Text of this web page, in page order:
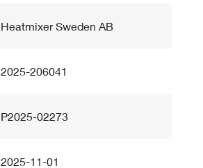
Heatmixer Sweden AB
2025-206041
P2025-02273
2025-11-01